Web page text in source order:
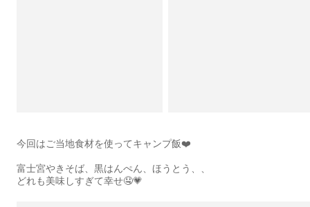
今回はご当地食材を使ってキャンプ飯❤️
富士宮やきそば、黒はんぺん、ほうとう、、
どれも美味しすぎて幸せ🤤💗